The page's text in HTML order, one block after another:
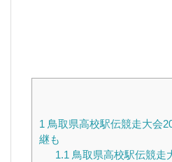
1 鳥取県高校駅伝競走大会
継も
1.1 鳥取県高校駅伝競走